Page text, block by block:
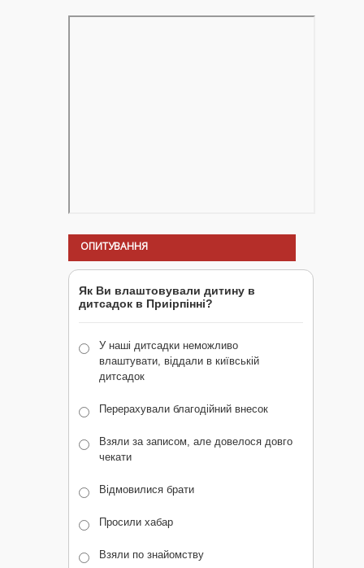
ОПИТУВАННЯ
Як Ви влаштовували дитину в
дитсадок в Приірпінні?
У наші дитсадки неможливо
влаштувати, віддали в київській
дитсадок
Перерахували благодійний внесок
Взяли за записом, але довелося довго
чекати
Відмовилися брати
Просили хабар
Взяли по знайомству